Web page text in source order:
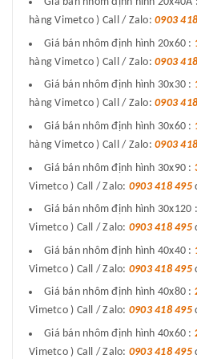
hàng Vimetco ) Call / Zalo: 0903
Giá bán nhôm định hình 20x60 :
hàng Vimetco ) Call / Zalo: 0903
Giá bán nhôm định hình 30x30 :
hàng Vimetco ) Call / Zalo: 0903
Giá bán nhôm định hình 30x60 :
hàng Vimetco ) Call / Zalo: 0903
Giá bán nhôm định hình 30x90 :
Vimetco ) Call / Zalo: 0903 418 495
Giá bán nhôm định hình 30x120 :
Vimetco ) Call / Zalo: 0903 418 495
Giá bán nhôm định hình 40x40 :
Vimetco ) Call / Zalo: 0903 418 495
Giá bán nhôm định hình 40x80 :
Vimetco ) Call / Zalo: 0903 418 495
Giá bán nhôm định hình 40x60 :
Vimetco ) Call / Zalo: 0903 418 495